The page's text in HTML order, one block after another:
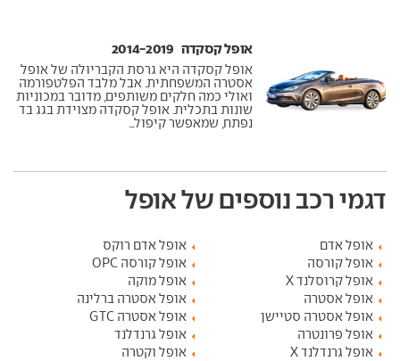
אופל קסקדה ‏ 2014-2019
אופל קסקדה היא גרסת הקבריולה של אופל
אסטרה המשפחתית. אבל מלבד הפלטפורמה
ואולי כמה חלקים משותפים, מדובר במכוניות
שונות בתכלית. אופל קסקדה מצוידת בגג בד
נפתח, שמאפשר קיפול...
דגמי רכב נוספים של אופל
אופל אדם
אופל אדם רוקס
אופל קורסה
אופל קורסה OPC
אופל קרוסלנד X
אופל מוקה
אופל אסטרה
אופל אסטרה ברלינה
אופל אסטרה סטיישן
אופל אסטרה GTC
אופל פרונטרה
אופל גרנדלנד
אופל גרנדלנד X
אופל וקטרה